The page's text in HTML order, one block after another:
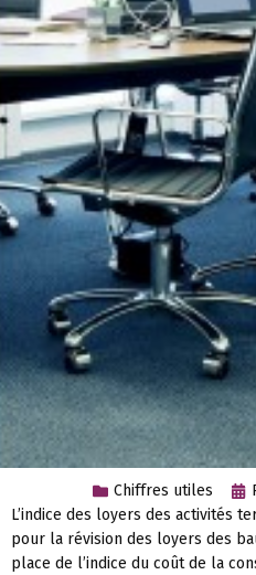
Chiffres utiles
L’indice des loyers des activités
pour la révision des loyers des
place de l’indice du coût de la